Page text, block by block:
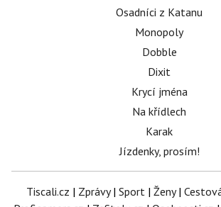
Osadníci z Katanu
Monopoly
Dobble
Dixit
Krycí jména
Na křídlech
Karak
Jízdenky, prosím!
Tiscali.cz | Zprávy| Sport | Ženy|